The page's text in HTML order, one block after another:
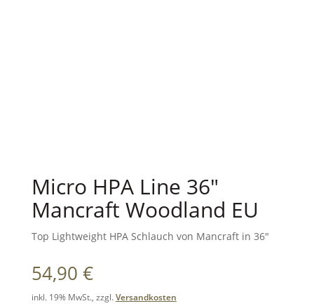
Micro HPA Line 36″
Mancraft Woodland EU
Top Lightweight HPA Schlauch von Mancraft in 36″
54,90 €
inkl. 19% MwSt., zzgl.Versandkosten